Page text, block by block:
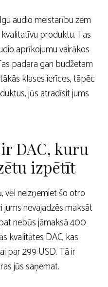
audio meistarību zem
produktu. Tas
aprīkojumu vairākos
padara gan budžetam
klases ierīces, tāpēc
jūs atradīsit jums
DAC, kuru
izpētīt
vēl neizņemiet šo otro
nevajadzēs maksāt
nebūs jāmaksā 400
kvalitātes DAC, kas
par 299 USD. Tā ir
jūs saņemat.